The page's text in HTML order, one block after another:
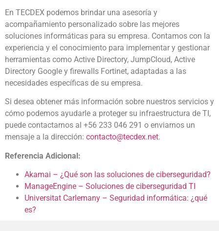
En TECDEX podemos brindar una asesoría y
acompañamiento personalizado sobre las mejores
soluciones informáticas para su empresa. Contamos con la
experiencia y el conocimiento para implementar y gestionar
herramientas como Active Directory, JumpCloud, Active
Directory Google y firewalls Fortinet, adaptadas a las
necesidades específicas de su empresa.
Si desea obtener más información sobre nuestros servicios y
cómo podemos ayudarle a proteger su infraestructura de TI,
puede contactarnos al +56 233 046 291 o enviarnos un
mensaje a la dirección: contacto@tecdex.net.
Referencia Adicional:
Akamai – ¿Qué son las soluciones de ciberseguridad?
ManageEngine – Soluciones de ciberseguridad TI
Universitat Carlemany – Seguridad informática: ¿qué
es?